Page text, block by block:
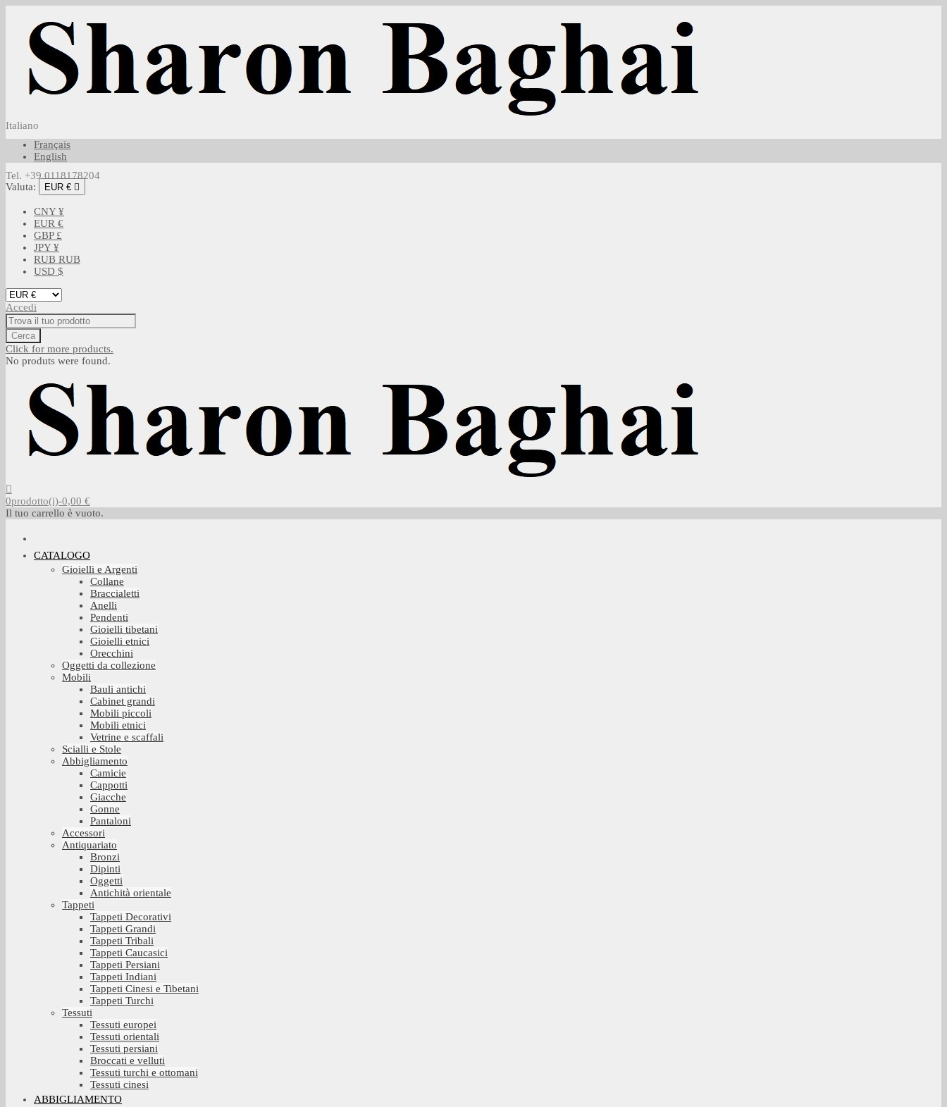
Italiano
Français
English
Tel. +39 0118178204
Valuta:
EUR € 
CNY ¥
EUR €
GBP £
JPY ¥
RUB RUB
USD $
Accedi
Cerca
Click for more products.
No produts were found.
0prodotto(i)-0,00 €
Il tuo carrello è vuoto.
CATALOGO
Gioielli e Argenti
Collane
Braccialetti
Anelli
Pendenti
Gioielli tibetani
Gioielli etnici
Orecchini
Oggetti da collezione
Mobili
Bauli antichi
Cabinet grandi
Mobili piccoli
Mobili etnici
Vetrine e scaffali
Scialli e Stole
Abbigliamento
Camicie
Cappotti
Giacche
Gonne
Pantaloni
Accessori
Antiquariato
Bronzi
Dipinti
Oggetti
Antichità orientale
Tappeti
Tappeti Decorativi
Tappeti Grandi
Tappeti Tribali
Tappeti Caucasici
Tappeti Persiani
Tappeti Indiani
Tappeti Cinesi e Tibetani
Tappeti Turchi
Tessuti
Tessuti europei
Tessuti orientali
Tessuti persiani
Broccati e velluti
Tessuti turchi e ottomani
Tessuti cinesi
ABBIGLIAMENTO